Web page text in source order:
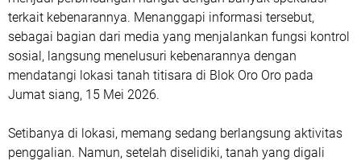
terkait kebenarannya. Menanggapi informasi tersebut,
sebagai bagian dari media yang menjalankan fungsi kontrol
sosial, langsung menelusuri kebenarannya dengan
mendatangi lokasi tanah titisara di Blok Oro Oro pada
Jumat siang, 15 Mei 2026.
Setibanya di lokasi, memang sedang berlangsung aktivitas
penggalian. Namun, setelah diselidiki, tanah yang digali